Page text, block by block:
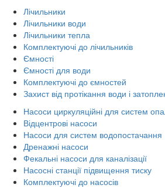
Лічильники
Лічильники води
Лічильники тепла
Комплектуючі до лічильників
Ємності
Ємності для води
Комплектуючі до ємностей
Захист від протікання води і
Насоси циркуляційні для систем
Відцентрові насоси
Насоси для систем водопостачання
Дренажні насоси
Фекальні насоси для каналізації
Насосні станції підвищення тиску
Комплектуючі до насосів